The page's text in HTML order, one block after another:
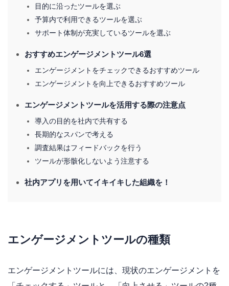
目的に沿ったツールを選ぶ
予算内で利用できるツールを選ぶ
サポート体制が充実しているツールを選ぶ
おすすめエンゲージメントツール6選
エンゲージメントをチェックできるおすすめツール
エンゲージメントを向上できるおすすめツール
エンゲージメントツールを活用する際の注意点
導入の目的を社内で共有する
長期的なスパンで考える
調査結果はフィードバックを行う
ツールが形骸化しないよう注意する
社内アプリを用いてイキイキした組織を！
エンゲージメントツールの種類
エンゲージメントツールには、現状のエンゲージメントを